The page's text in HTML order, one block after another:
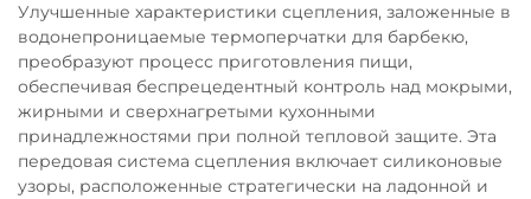
Улучшенные характеристики сцепления, заложенные в
водонепроницаемые термоперчатки для барбекю,
преобразуют процесс приготовления пищи,
обеспечивая беспрецедентный контроль над мокрыми,
жирными и сверхнагретыми кухонными
принадлежностями при полной тепловой защите. Эта
передовая система сцепления включает силиконовые
узоры, расположенные стратегически на ладонной и